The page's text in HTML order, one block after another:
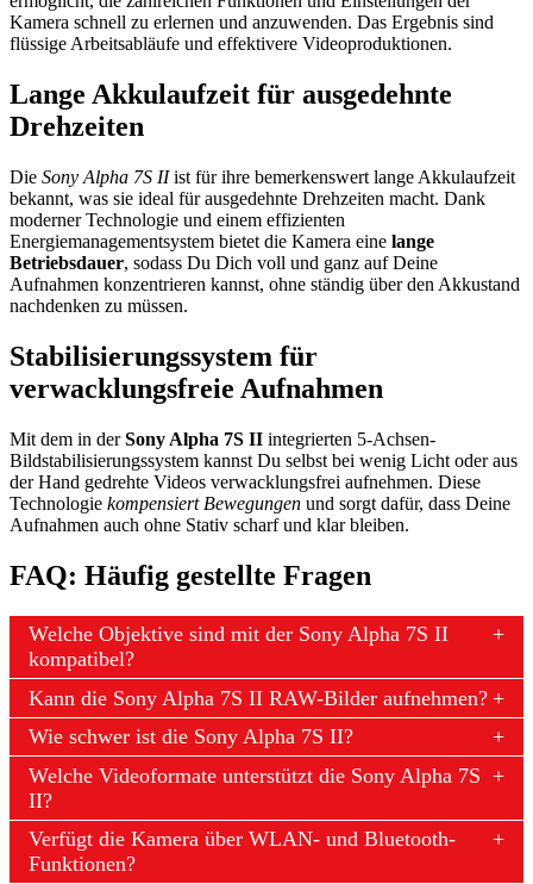
Kamera schnell zu erlernen und anzuwenden. Das Ergebnis sind
flüssige Arbeitsabläufe und effektivere Videoproduktionen.
Lange Akkulaufzeit für ausgedehnte
Drehzeiten
Die Sony Alpha 7S IIist für ihre bemerkenswert lange Akkulaufzeit
bekannt, was sie ideal für ausgedehnte Drehzeiten macht. Dank
moderner Technologie und einem effizienten
Energiemanagementsystem bietet die Kamera eine lange
Betriebsdauer, sodass Du Dich voll und ganz auf Deine
Aufnahmen konzentrieren kannst, ohne ständig über den Akkustand
nachdenken zu müssen.
Stabilisierungssystem für
verwacklungsfreie Aufnahmen
Mit dem in derSony Alpha 7S II integrierten 5-Achsen-
Bildstabilisierungssystem kannst Du selbst bei wenig Licht oder aus
der Hand gedrehte Videos verwacklungsfrei aufnehmen. Diese
Technologie kompensiert Bewegungen und sorgt dafür, dass Deine
Aufnahmen auch ohne Stativ scharf und klar bleiben.
FAQ: Häufig gestellte Fragen
Welche Objektive sind mit der Sony Alpha 7S II
kompatibel?
Kann die Sony Alpha 7S II RAW-Bilder aufnehmen?
Wie schwer ist die Sony Alpha 7S II?
Welche Videoformate unterstützt die Sony Alpha 7S
II?
Verfügt die Kamera über WLAN- und Bluetooth-
Funktionen?